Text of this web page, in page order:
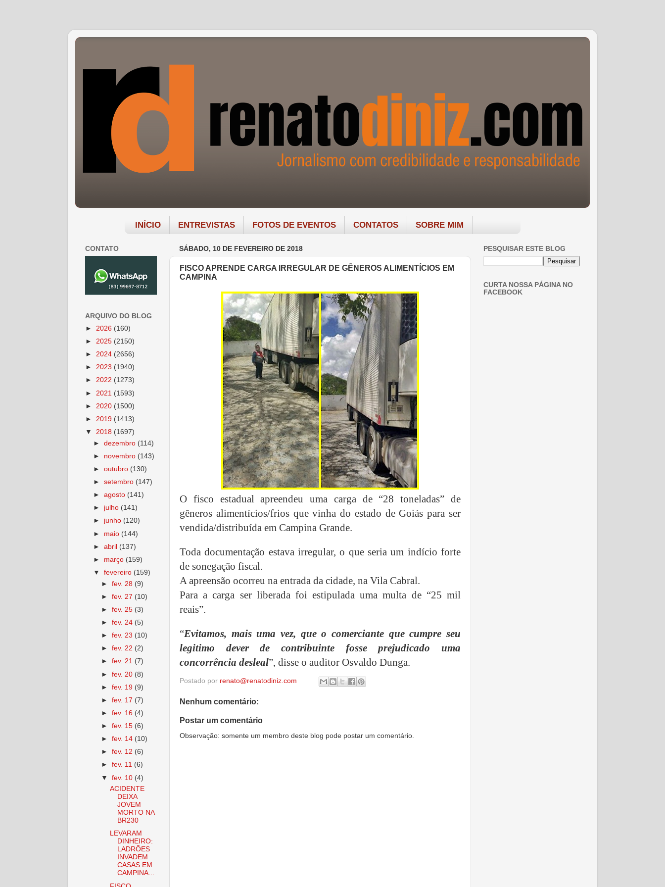
INÍCIO ENTREVISTAS FOTOS DE EVENTOS CONTATOS SOBRE MIM
SÁBADO, 10 DE FEVEREIRO DE 2018
FISCO APRENDE CARGA IRREGULAR DE GÊNEROS ALIMENTÍCIOS EM
CAMPINA
O fisco estadual apreendeu uma carga de “28 toneladas” de
gêneros alimentícios/frios que vinha do estado de Goiás para ser
vendida/distribuída em Campina Grande.
Toda documentação estava irregular, o que seria um indício forte
de sonegação fiscal.
A apreensão ocorreu na entrada da cidade, na Vila Cabral.
Para a carga ser liberada foi estipulada uma multa de “25 mil
reais”.
“Evitamos, mais uma vez, que o comerciante que cumpre seu
legitimo dever de contribuinte fosse prejudicado uma
concorrência desleal”, disse o auditor Osvaldo Dunga.
Postado por renato@renatodiniz.com
Nenhum comentário:
Postar um comentário
Observação: somente um membro deste blog pode postar um comentário.
CONTATO
ARQUIVO DO BLOG
► 2026 (160)
► 2025 (2150)
► 2024 (2656)
► 2023 (1940)
► 2022 (1273)
► 2021 (1593)
► 2020 (1500)
► 2019 (1413)
▼ 2018 (1697)
►dezembro (114)
► novembro (143)
►outubro (130)
►setembro (147)
►agosto (141)
► julho (141)
► junho (120)
► maio (144)
►abril (137)
► março (159)
▼fevereiro (159)
►fev. 28 (9)
►fev. 27 (10)
►fev. 25 (3)
►fev. 24 (5)
►fev. 23 (10)
►fev. 22 (2)
►fev. 21 (7)
►fev. 20 (8)
►fev. 19 (9)
►fev. 17 (7)
►fev. 16 (4)
►fev. 15 (6)
►fev. 14 (10)
►fev. 12 (6)
►fev. 11 (6)
▼fev. 10 (4)
ACIDENTE
DEIXA
JOVEM
MORTO NA
BR230
LEVARAM
DINHEIRO:
LADRÕES
INVADEM
CASAS EM
CAMPINA...
PESQUISAR ESTE BLOG
CURTA NOSSA PÁGINA NO
FACEBOOK